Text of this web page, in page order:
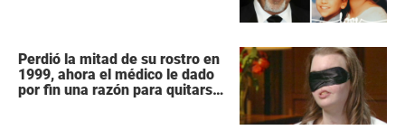
Perdió la mitad de su rostro en
1999, ahora el médico le dado
por fin una razón para quitarse